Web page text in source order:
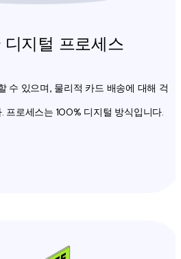
디지털 프로세스
수 있으며, 물리적 카드 배송에 대해 걱
프로세스는 100% 디지털 방식입니다.